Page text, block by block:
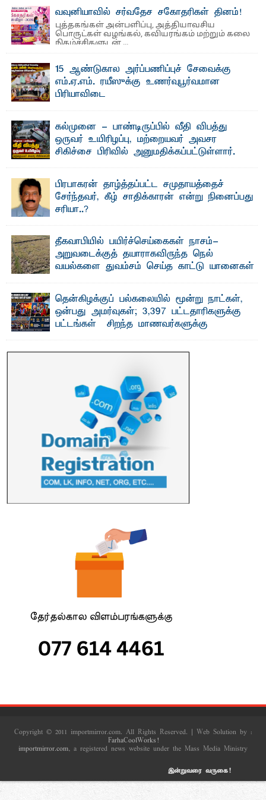
ஜே. எப். காமிலா பேகம்- இ லங்கை அரசாங்கம் அரசுசாரா
அமைப்புகள் (NGO) தொடர்பான புதிய சட்டமூலத்தை ...
வவுனியாவில் சர்வதேச சகோதரிகள் தினம்!
புத்தகங்கள் அன்பளிப்பு, அத்தியாவசிய
பொருட்கள் வழங்கல், கவியரங்கம் மற்றும் கலை
நிகழ்ச்சிகளுடன் ...
15 ஆண்டுகால அர்ப்பணிப்புச் சேவைக்கு
எம்.ஏ.எம். ரயீஸுக்கு உணர்வுபூர்வமான
பிரியாவிடை
கல்முனை - பாண்டிருப்பில் வீதி விபத்து
ஒருவர் உயிரிழப்பு, மற்றையவர் அவசர
சிகிச்சை பிரிவில் அனுமதிக்கப்பட்டுள்ளார்.
பாண்டிருப்பு ...பிரபாகரன் தாழ்த்தப்பட்ட சமுதாயத்தைச்
சேர்ந்தவர், கீழ் சாதிக்காரன் என்று நினைப்பது
சரியா..?
தீகவாபியில் பயிர்ச்செய்கைகள் நாசம்-
அறுவடைக்குத் தயாராகவிருந்த நெல்
வயல்களை துவம்சம் செய்த காட்டு யானைகள்
காணப்பட்ட பல ...தென்கிழக்குப் பல்கலையில் மூன்று நாட்கள்,
ஒன்பது அமர்வுகள்; 3,397 பட்டதாரிகளுக்கு
பட்டங்கள் – சிறந்த மாணவர்களுக்கு
மற்றும் சிறப்புப் பரிசுகள்
Copyright © 2011 importmirror.com. All Rights Reserved. | Web Solution by :
FarhaCoolWorks!
importmirror.com, a registered news website under the Mass Media Ministry
இன்றுவரை வருகை!